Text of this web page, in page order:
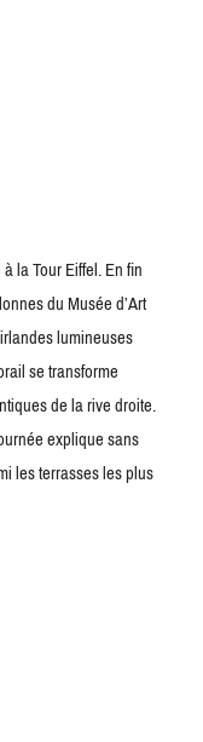
la Tour Eiffel. En fin
du Musée d’Art
lumineuses
se transforme
de la rive droite.
explique sans
les terrasses les plus